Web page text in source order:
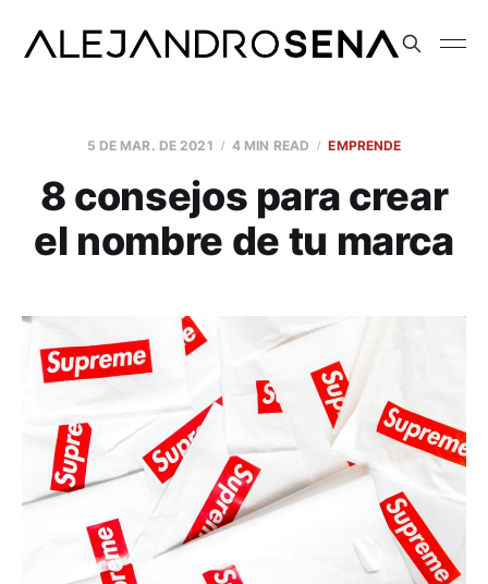
5 DE MAR. DE 2021 4 MIN READ EMPRENDE
8 consejos para crear
el nombre de tu marca